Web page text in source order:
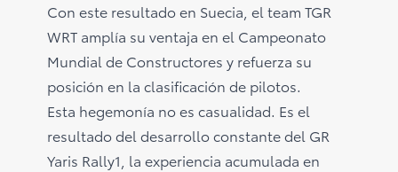
Con este resultado en Suecia, el team TGR
WRT amplía su ventaja en el Campeonato
Mundial de Constructores y refuerza su
posición en la clasificación de pilotos.
Esta hegemonía no es casualidad. Es el
resultado del desarrollo constante del GR
Yaris Rally1, la experiencia acumulada en